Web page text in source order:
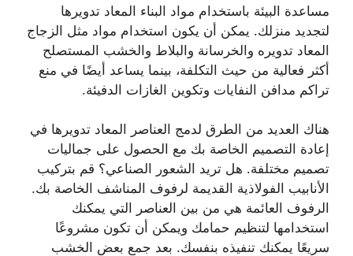
مساعدة البيئة باستخدام مواد البناء المعاد تدويرها
لتجديد منزلك. يمكن أن يكون استخدام مواد مثل الزجاج
المعاد تدويره والخرسانة والبلاط والخشب المستصلح
أكثر فعالية من حيث التكلفة، بينما يساعد أيضًا في منع
تراكم مدافن النفايات وتكوين الغازات الدفيئة.
هناك العديد من الطرق لدمج العناصر المعاد تدويرها في
إعادة التصميم الخاصة بك مع الحصول على جماليات
تصميم مختلفة. هل تريد الشعور الصناعي؟ قم بتركيب
الأنابيب الفولاذية القديمة لرفوف المناشف الخاصة بك.
الرفوف العائمة هي من بين العناصر التي يمكنك
استخدامها لتنظيم حمامك ويمكن أن تكون مشروعًا
سريعًا يمكنك تنفيذه بنفسك. بعد جمع بعض الخشب